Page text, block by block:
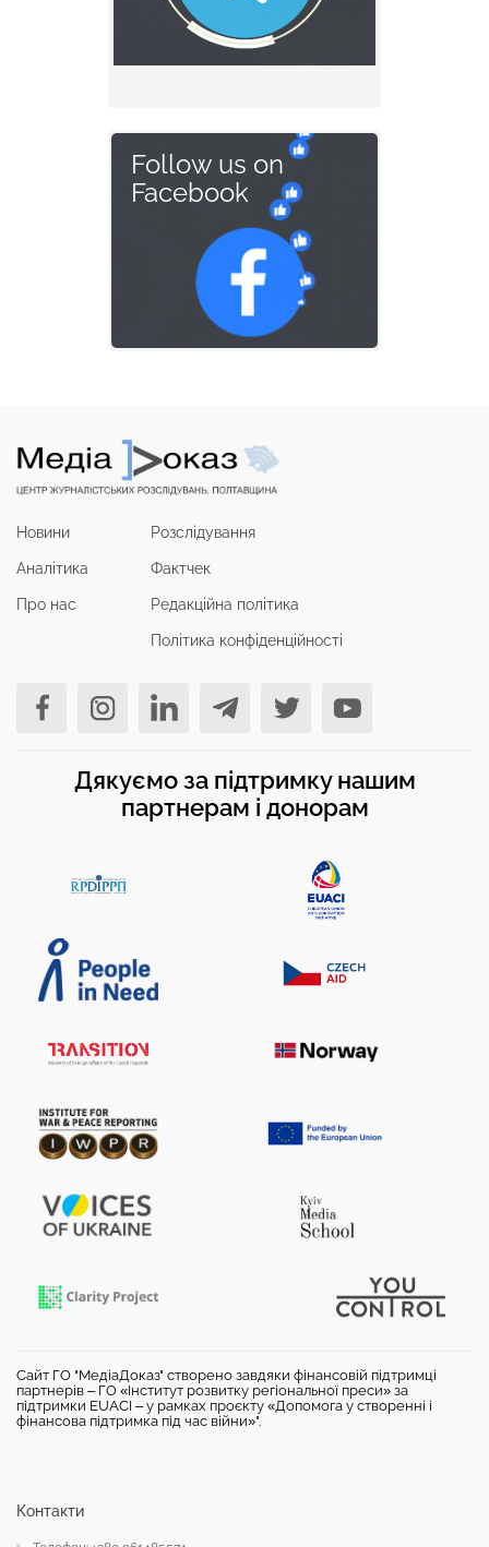
Follow us on
Facebook
Новини
Аналітика
Про нас
Розслідування
Фактчек
Редакційна політика
Політика конфіденційності
Дякуємо за підтримку нашим
партнерам і донорам
Сайт ГО "МедіаДоказ" створено завдяки фінансовій підтримці
партнерів – ГО «Інститут розвитку регіональної преси» за
підтримки EUACI – у рамках проєкту «Допомога у створенні і
фінансова підтримка під час війни»".
Контакти